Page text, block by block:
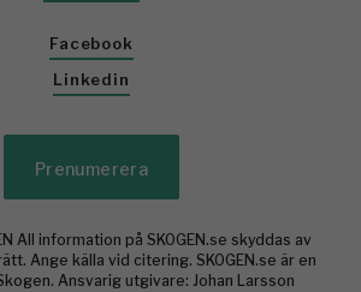
Facebook
Linkedin
Prenumerera
All information på SKOGEN.se skyddas av
Ange källa vid citering. SKOGEN.se är en
Ansvarig utgivare: Johan Larsson